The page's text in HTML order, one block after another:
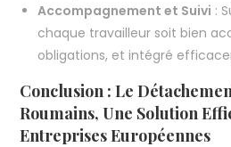
Accompagnement et Suivi :
chaque travailleur soit bien
obligations, et intégré
Conclusion : Le
Roumains, Une Solution
Entreprises Européennes